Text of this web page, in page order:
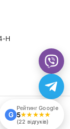
Н
G
Рейтинг Google
5★★★★★
(22 відгуків)